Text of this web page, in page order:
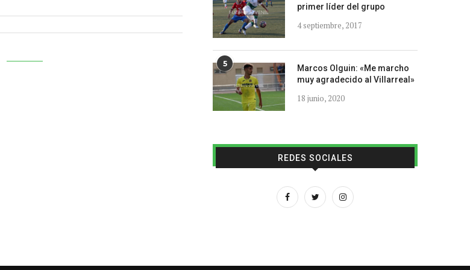
primer líder del grupo
4 septiembre, 2017
5
Marcos Olguin: «Me marcho
muy agradecido al Villarreal»
18 junio, 2020
REDES SOCIALES